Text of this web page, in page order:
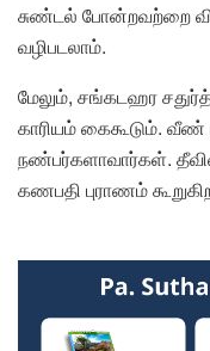
சுண்டல் போன்றவற்றை
வழிபடலாம்.
மேலும், சங்கடஹர
காரியம் கைகூடும்.
நண்பர்களாவார்கள்.
கணபதி புராணம்